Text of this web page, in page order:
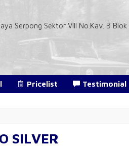
Serpong Sektor VIII No.Kav. 3
Pricelist Testimonial
SILVER